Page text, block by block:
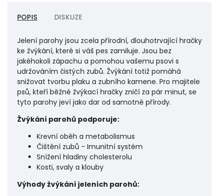
POPIS DISKUZE
Jelení parohy jsou zcela přírodní, dlouhotrvající hračky
ke žvýkání, které si váš pes zamiluje. Jsou bez
jakéhokoli zápachu a pomohou vašemu psovi s
udržováním čistých zubů. Žvýkání totiž pomáhá
snižovat tvorbu plaku a zubního kamene. Pro majitele
psů, kteří běžné žvýkací hračky zničí za pár minut, se
tyto parohy jeví jako dar od samotné přírody.
Žvýkání parohů podporuje:
Krevní oběh a metabolismus
Čištění zubů - Imunitní systém
Snížení hladiny cholesterolu
Kosti, svaly a klouby
Výhody žvýkání jeleních parohů: